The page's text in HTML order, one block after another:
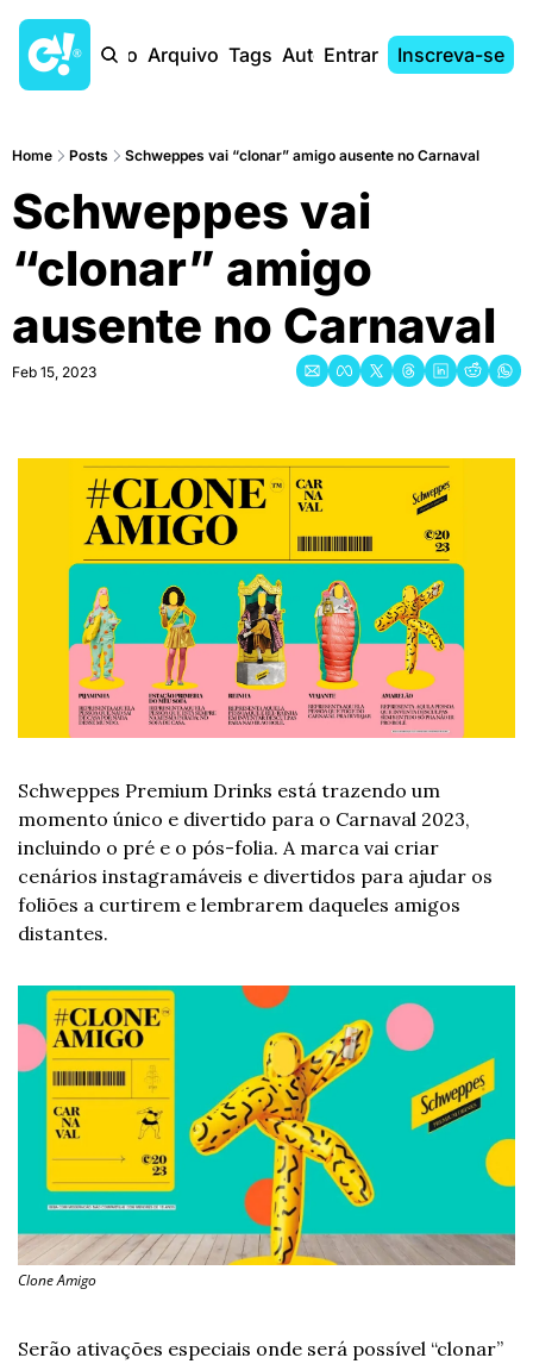
Início Arquivo Tags AutoresEntrar Inscreva-se
Home Posts Schweppes vai “clonar” amigo ausente no Carnaval
Schweppes vai
“clonar” amigo
ausente no Carnaval
Feb 15, 2023
Schweppes Premium Drinks está trazendo um
momento único e divertido para o Carnaval 2023,
incluindo o pré e o pós-folia. A marca vai criar
cenários instagramáveis e divertidos para ajudar os
foliões a curtirem e lembrarem daqueles amigos
distantes.
Clone Amigo
Serão ativações especiais onde será possível “clonar”